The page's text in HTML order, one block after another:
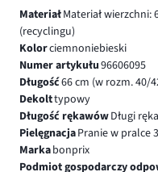
MateriałMateriał wierzchni:
(recyclingu)
Kolorciemnoniebieski
Numer artykułu96606095
Długość66 cm (w rozm. 40/
Dekolttypowy
Długość rękawówDługi
PielęgnacjaPranie w pralce
Markabonprix
Podmiot gospodarczy